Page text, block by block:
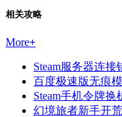
相关攻略
More+
Steam服务器连
百度极速版无痕
Steam手机令牌
幻境旅者新手开